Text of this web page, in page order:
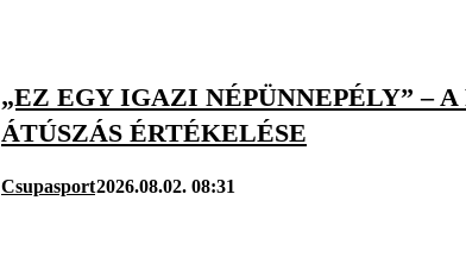
„EZ EGY IGAZI NÉPÜNNEPÉLY” –
ÁTÚSZÁS ÉRTÉKELÉSE
Csupasport2026.08.02. 08:31